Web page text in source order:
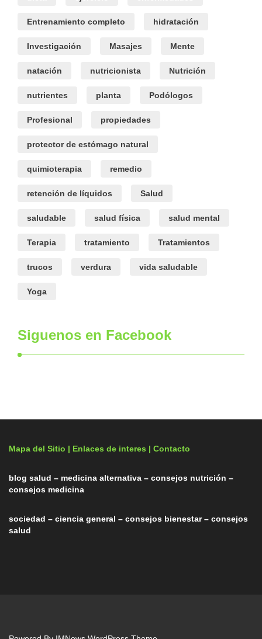
Entrenamiento completo hidratación
Investigación Masajes Mente
natación nutricionista Nutrición
nutrientes planta Podólogos
Profesional propiedades
protector de estómago natural
quimioterapia remedio
retención de líquidos Salud
saludable salud física salud mental
Terapia tratamiento Tratamientos
trucos verdura vida saludable
Yoga
Siguenos en Facebook
Mapa del Sitio | Enlaces de interes | Contacto
blog salud – medicina alternativa – consejos nutrición –
consejos medicina
sociedad – ciencia general – consejos bienestar – consejos
salud